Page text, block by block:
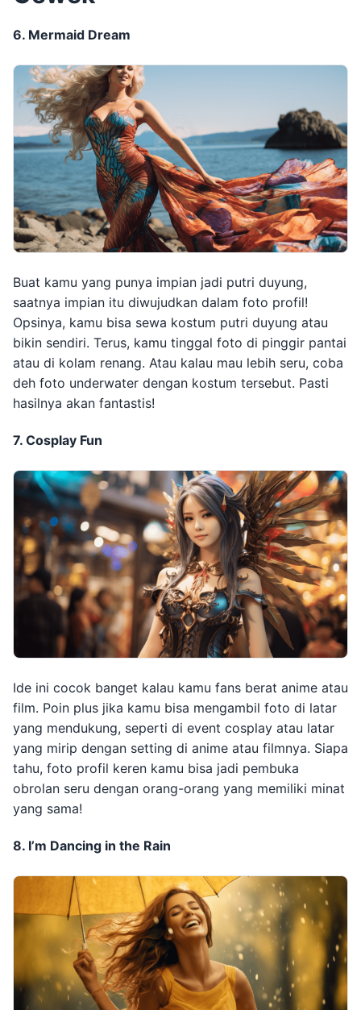
6. Mermaid Dream
Buat kamu yang punya impian jadi putri duyung,
saatnya impian itu diwujudkan dalam foto profil!
Opsinya, kamu bisa sewa kostum putri duyung atau
bikin sendiri. Terus, kamu tinggal foto di pinggir pantai
atau di kolam renang. Atau kalau mau lebih seru, coba
deh foto underwater dengan kostum tersebut. Pasti
hasilnya akan fantastis!
7. Cosplay Fun
Ide ini cocok banget kalau kamu fans berat anime atau
film. Poin plus jika kamu bisa mengambil foto di latar
yang mendukung, seperti di event cosplay atau latar
yang mirip dengan setting di anime atau filmnya. Siapa
tahu, foto profil keren kamu bisa jadi pembuka
obrolan seru dengan orang-orang yang memiliki minat
yang sama!
8. I’m Dancing in the Rain